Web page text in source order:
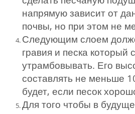
напрямую зависит от
почвы, но при этом не
Следующим слоем
гравия и песка который
утрамбовывать. Его
составлять не меньше
будет, если песок
Для того чтобы в